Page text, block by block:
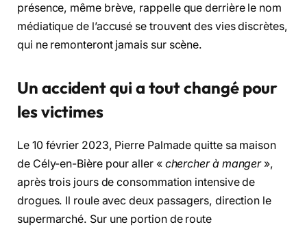
présence, même brève, rappelle que derrière le nom
médiatique de l’accusé se trouvent des vies discrètes,
qui ne remonteront jamais sur scène.
Un accident qui a tout changé pour
les victimes
Le 10 février 2023, Pierre Palmade quitte sa maison
de Cély-en-Bière pour aller « chercher à manger »,
après trois jours de consommation intensive de
drogues. Il roule avec deux passagers, direction le
supermarché. Sur une portion de route